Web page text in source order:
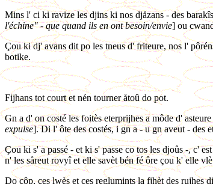
Mins l' ci ki ravize les djins ki nos djåzans - des
l'échine" - que quand ils en ont besoin/envie] ou
Çou ki dj' avans dit po les tneus d' friteure, nos l'
botike.
Fijhans tot court et nén tourner åtoû do pot.
Gn a d' on costé les foitès eterprijhes a môde d'
expulse]. Di l' ôte des costés, i gn a - u gn aveut - des
Çou ki s' a passé - et ki s' passe co tos les djoûs -, c'
n' les såreut rovyî et elle savèt bén fé ôre çou k' elle
Do côp, ces lwès et ces reglumints la fjhèt des rujhes